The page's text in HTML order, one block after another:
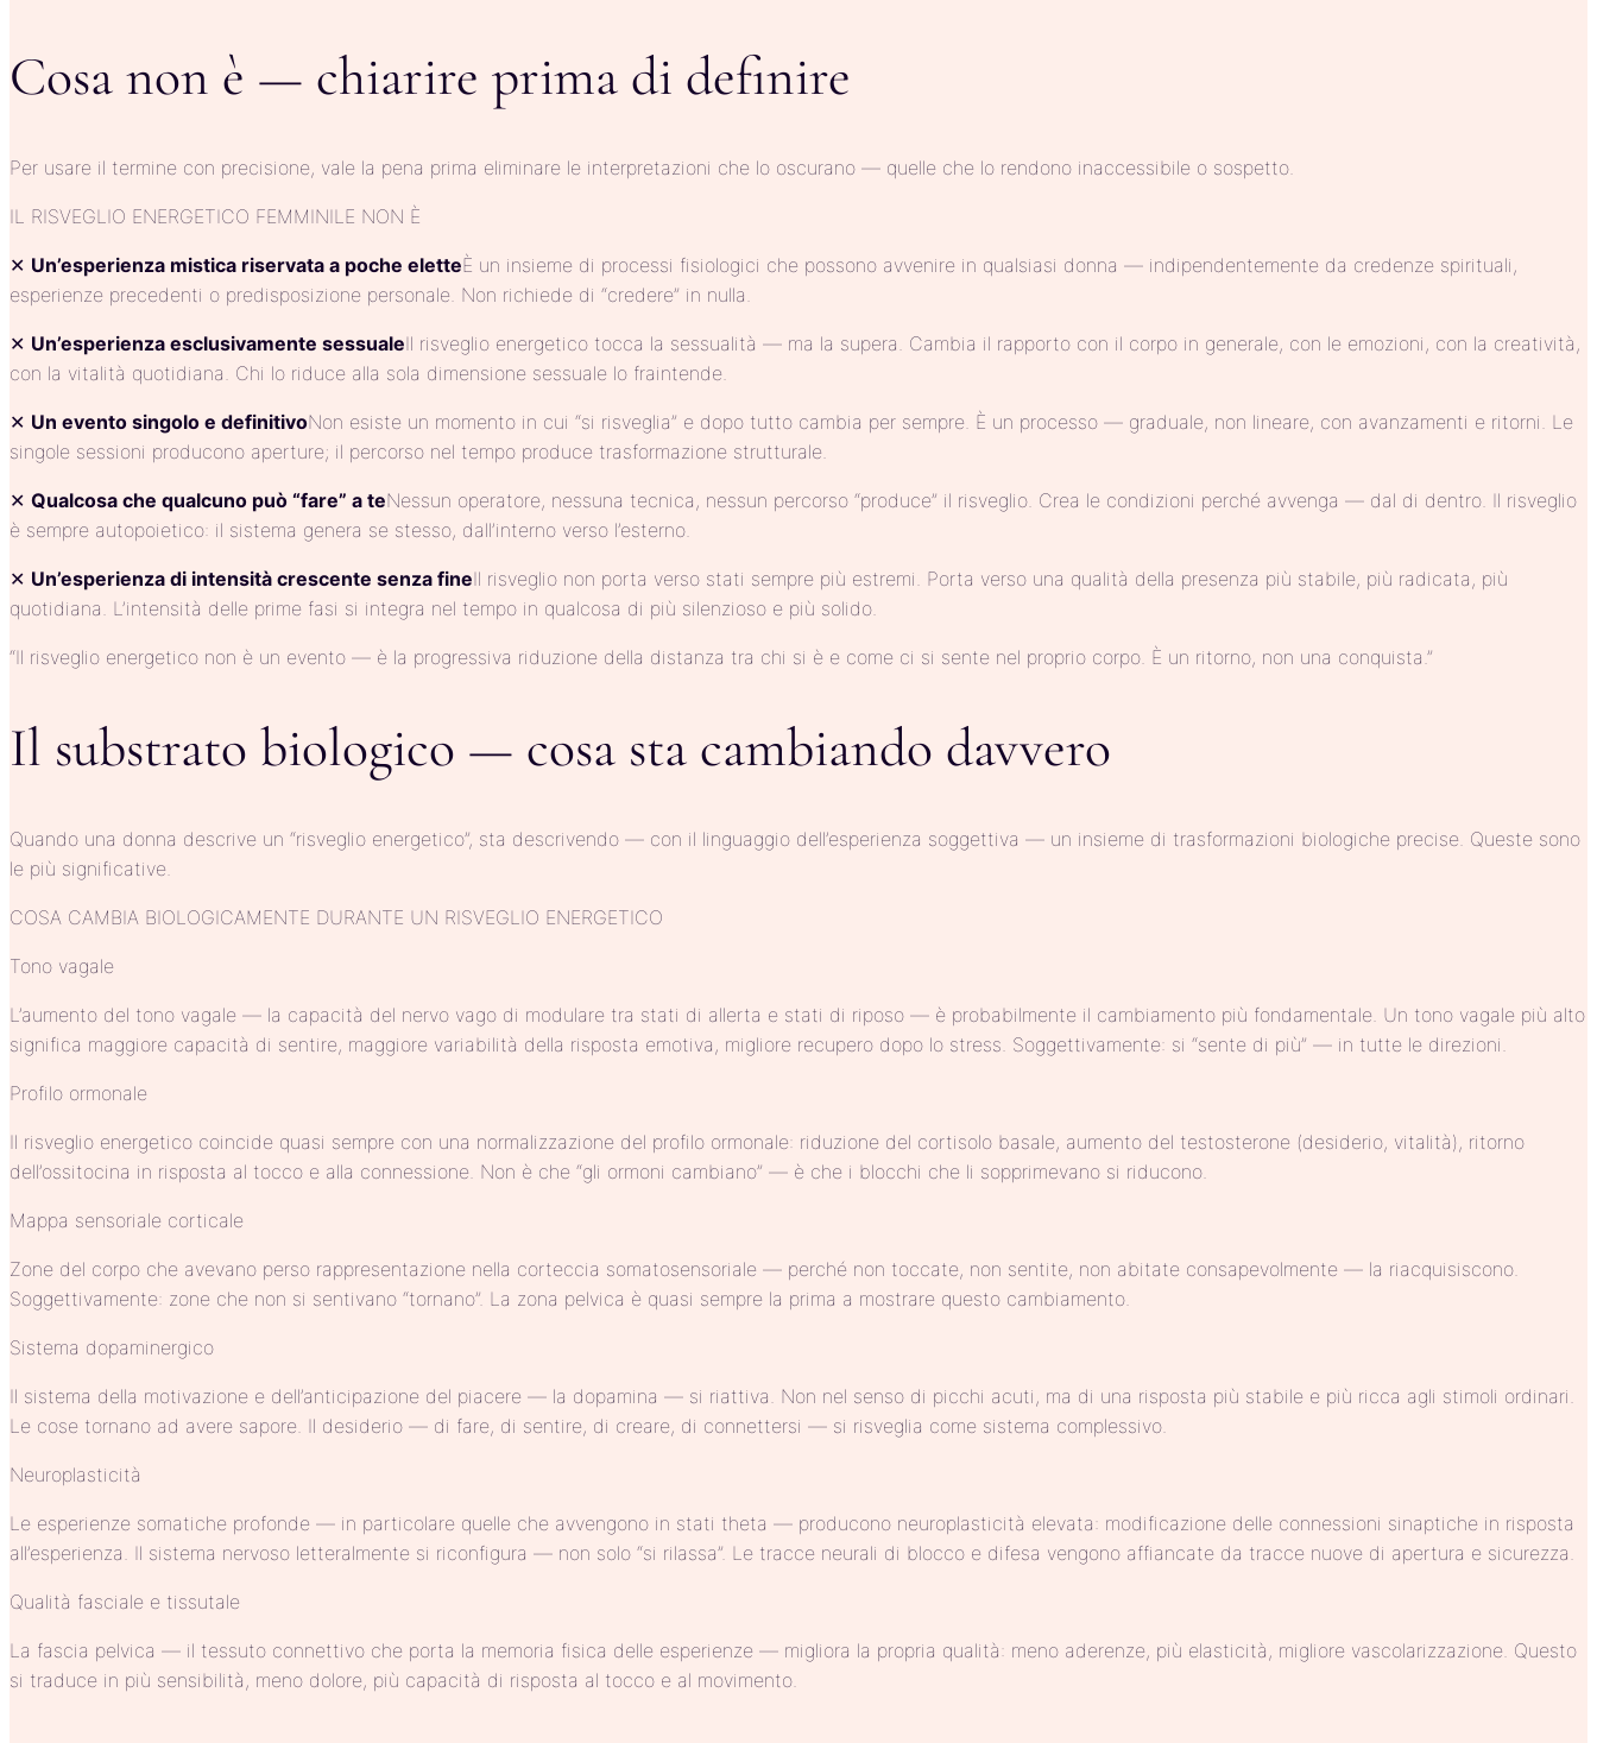
Cosa non è — chiarire prima di definire
Per usare il termine con precisione, vale la pena prima eliminare le interpretazioni che lo oscurano — quelle che lo rendono inaccessibile o sospetto.
IL RISVEGLIO ENERGETICO FEMMINILE NON È
✕ Un’esperienza mistica riservata a poche eletteÈ un insieme di processi fisiologici che possono avvenire in qualsiasi donna — indipendentemente da credenze spirituali,
esperienze precedenti o predisposizione personale. Non richiede di “credere” in nulla.
✕ Un’esperienza esclusivamente sessualeIl risveglio energetico tocca la sessualità — ma la supera. Cambia il rapporto con il corpo in generale, con le emozioni, con la creatività,
con la vitalità quotidiana. Chi lo riduce alla sola dimensione sessuale lo fraintende.
✕ Un evento singolo e definitivoNon esiste un momento in cui “si risveglia” e dopo tutto cambia per sempre. È un processo — graduale, non lineare, con avanzamenti e ritorni. Le
singole sessioni producono aperture; il percorso nel tempo produce trasformazione strutturale.
✕ Qualcosa che qualcuno può “fare” a teNessun operatore, nessuna tecnica, nessun percorso “produce” il risveglio. Crea le condizioni perché avvenga — dal di dentro. Il risveglio
è sempre autopoietico: il sistema genera se stesso, dall’interno verso l’esterno.
✕ Un’esperienza di intensità crescente senza fineIl risveglio non porta verso stati sempre più estremi. Porta verso una qualità della presenza più stabile, più radicata, più
quotidiana. L’intensità delle prime fasi si integra nel tempo in qualcosa di più silenzioso e più solido.
“Il risveglio energetico non è un evento — è la progressiva riduzione della distanza tra chi si è e come ci si sente nel proprio corpo. È un ritorno, non una conquista.”
Il substrato biologico — cosa sta cambiando davvero
Quando una donna descrive un “risveglio energetico”, sta descrivendo — con il linguaggio dell’esperienza soggettiva — un insieme di trasformazioni biologiche precise. Queste sono
le più significative.
COSA CAMBIA BIOLOGICAMENTE DURANTE UN RISVEGLIO ENERGETICO
Tono vagale
L’aumento del tono vagale — la capacità del nervo vago di modulare tra stati di allerta e stati di riposo — è probabilmente il cambiamento più fondamentale. Un tono vagale più alto
significa maggiore capacità di sentire, maggiore variabilità della risposta emotiva, migliore recupero dopo lo stress. Soggettivamente: si “sente di più” — in tutte le direzioni.
Profilo ormonale
Il risveglio energetico coincide quasi sempre con una normalizzazione del profilo ormonale: riduzione del cortisolo basale, aumento del testosterone (desiderio, vitalità), ritorno
dell’ossitocina in risposta al tocco e alla connessione. Non è che “gli ormoni cambiano” — è che i blocchi che li sopprimevano si riducono.
Mappa sensoriale corticale
Zone del corpo che avevano perso rappresentazione nella corteccia somatosensoriale — perché non toccate, non sentite, non abitate consapevolmente — la riacquisiscono.
Soggettivamente: zone che non si sentivano “tornano”. La zona pelvica è quasi sempre la prima a mostrare questo cambiamento.
Sistema dopaminergico
Il sistema della motivazione e dell’anticipazione del piacere — la dopamina — si riattiva. Non nel senso di picchi acuti, ma di una risposta più stabile e più ricca agli stimoli ordinari.
Le cose tornano ad avere sapore. Il desiderio — di fare, di sentire, di creare, di connettersi — si risveglia come sistema complessivo.
Neuroplasticità
Le esperienze somatiche profonde — in particolare quelle che avvengono in stati theta — producono neuroplasticità elevata: modificazione delle connessioni sinaptiche in risposta
all’esperienza. Il sistema nervoso letteralmente si riconfigura — non solo “si rilassa”. Le tracce neurali di blocco e difesa vengono affiancate da tracce nuove di apertura e sicurezza.
Qualità fasciale e tissutale
La fascia pelvica — il tessuto connettivo che porta la memoria fisica delle esperienze — migliora la propria qualità: meno aderenze, più elasticità, migliore vascolarizzazione. Questo
si traduce in più sensibilità, meno dolore, più capacità di risposta al tocco e al movimento.